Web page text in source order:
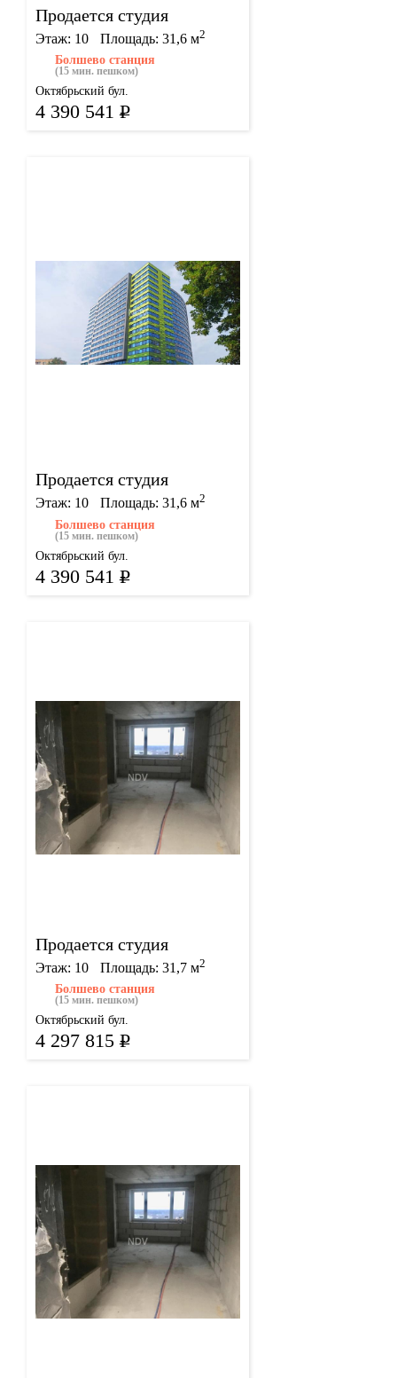
Продается студия
Этаж: 10 Площадь: 31,6 м2
Болшево станция
(15 мин. пешком)
Октябрьский бул.
4 390 541Р
Продается студия
Этаж: 10 Площадь: 31,6 м2
Болшево станция
(15 мин. пешком)
Октябрьский бул.
4 390 541Р
Продается студия
Этаж: 10 Площадь: 31,7 м2
Болшево станция
(15 мин. пешком)
Октябрьский бул.
4 297 815Р